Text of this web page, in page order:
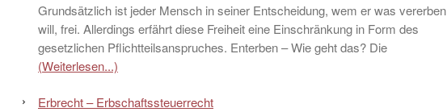
Grundsätzlich ist jeder Mensch in seiner Entscheidung, wem er was vererben
will, frei. Allerdings erfährt diese Freiheit eine Einschränkung in Form des
gesetzlichen Pflichtteilsanspruches. Enterben – Wie geht das? Die
(Weiterlesen...)
Erbrecht – Erbschaftssteuerrecht